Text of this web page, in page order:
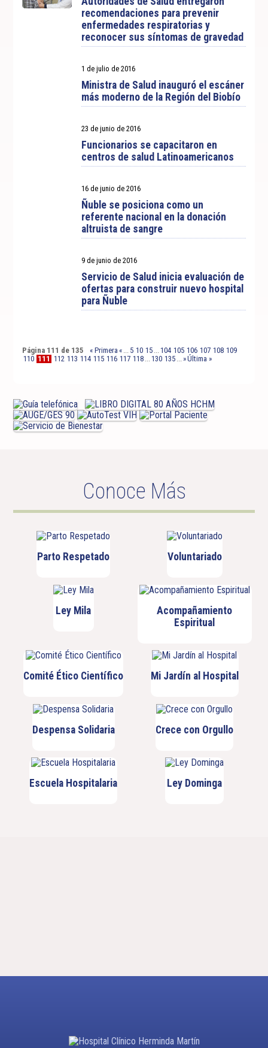
recomendaciones para prevenir
enfermedades respiratorias y
reconocer sus síntomas de gravedad
1 de julio de 2016
Ministra de Salud inauguró el escáner
más moderno de la Región del Biobío
23 de junio de 2016
Funcionarios se capacitaron en
centros de salud Latinoamericanos
16 de junio de 2016
Ñuble se posiciona como un
referente nacional en la donación
altruista de sangre
9 de junio de 2016
Servicio de Salud inicia evaluación de
ofertas para construir nuevo hospital
para Ñuble
Página 111 de 135 « Primera « 5 10 15 104 105 106 107 108 109
110 111 112 113 114 115 116 117 118 130 135 »Última »
Conoce Más
Parto Respetado Voluntariado
Ley Mila
Acompañamiento
Espiritual
Comité Ético Científico Mi Jardín al Hospital
Despensa Solidaria Crece con Orgullo
Escuela Hospitalaria Ley Dominga